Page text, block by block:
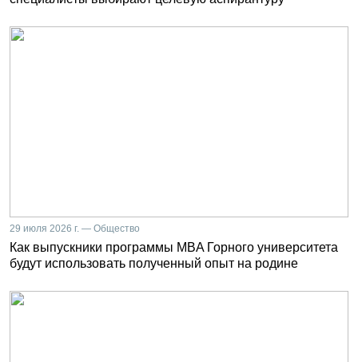
29 июля 2026 г. — Общество
Как выпускники программы MBA Горного университета
будут использовать полученный опыт на родине